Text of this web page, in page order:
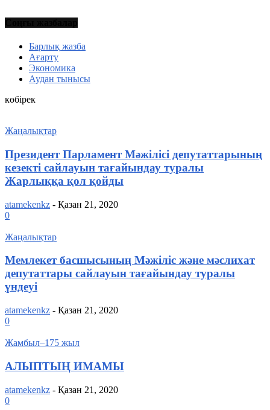
Барлық жазба
Ағарту
Экономика
Аудан тынысы
көбірек
Жаңалықтар
Президент Парламент Мәжілісі депутаттарының
кезекті сайлауын тағайындау туралы
Жарлыққа қол қойды
atamekenkz - Қазан 21, 2020
0
Жаңалықтар
Мемлекет басшысының Мәжіліс және мәслихат
депутаттары сайлауын тағайындау туралы
үндеуі
atamekenkz - Қазан 21, 2020
0
Жамбыл–175 жыл
АЛЫПТЫҢ ИМАМЫ
atamekenkz - Қазан 21, 2020
0